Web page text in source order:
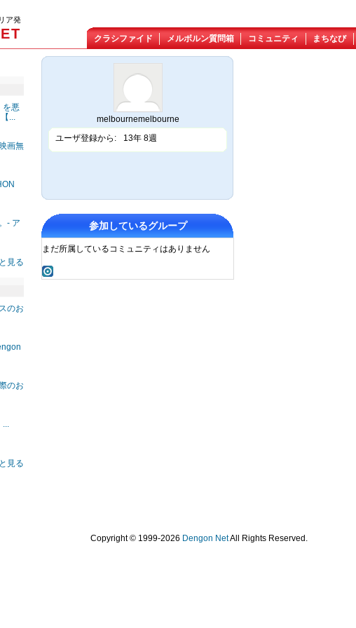
ア発
クラシファイド メルボルン質問箱 コミュニティ まちなび
を悪
...
画無
- ア
見る
のお
のお
...
見る
melbournemelbourne
ユーザ登録から:
13年 8週
参加しているグループ
まだ所属しているコミュニティはありません
Copyright © 1999-2026 Dengon NetAll Rights Reserved.